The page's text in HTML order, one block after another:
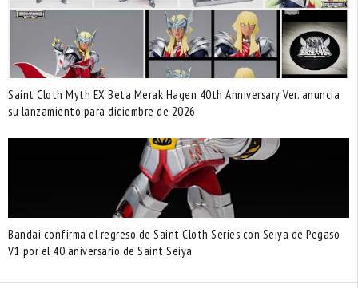
Saint Cloth Myth EX Beta Merak Hagen 40th Anniversary Ver. anuncia
su lanzamiento para diciembre de 2026
Bandai confirma el regreso de Saint Cloth Series con Seiya de Pegaso
V1 por el 40 aniversario de Saint Seiya